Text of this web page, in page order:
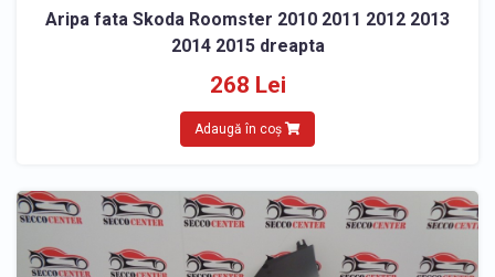
Aripa fata Skoda Roomster 2010 2011 2012 2013
2014 2015 dreapta
268 Lei
Adaugă în coș